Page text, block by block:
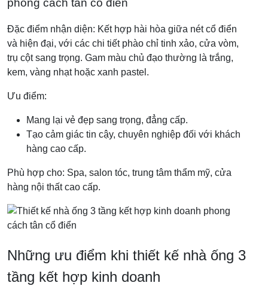
phong cách tân cổ điển
Đặc điểm nhận diện: Kết hợp hài hòa giữa nét cổ điển
và hiện đại, với các chi tiết phào chỉ tinh xảo, cửa vòm,
trụ cột sang trọng. Gam màu chủ đạo thường là trắng,
kem, vàng nhạt hoặc xanh pastel.
Ưu điểm:
Mang lại vẻ đẹp sang trọng, đẳng cấp.
Tạo cảm giác tin cậy, chuyên nghiệp đối với khách
hàng cao cấp.
Phù hợp cho: Spa, salon tóc, trung tâm thẩm mỹ, cửa
hàng nội thất cao cấp.
Những ưu điểm khi thiết kế nhà ống 3
tầng kết hợp kinh doanh